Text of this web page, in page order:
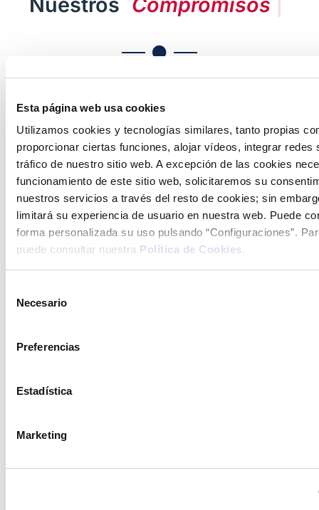
Esta página web usa cookies
Utilizamos cookies y tecnologías similares, tanto propias
proporcionar ciertas funciones, alojar vídeos, integrar redes
tráfico de nuestro sitio web. A excepción de las cookies
funcionamiento de este sitio web, solicitaremos su
nuestros servicios a través del resto de cookies; sin
limitará su experiencia de usuario en nuestra web. Puede
forma personalizada su uso pulsando “Configuraciones”.
puede consultar nuestra Política de Cookies .
Necesario
Preferencias
Estadística
Marketing
Adaptabilidad a los procesos
del cliente